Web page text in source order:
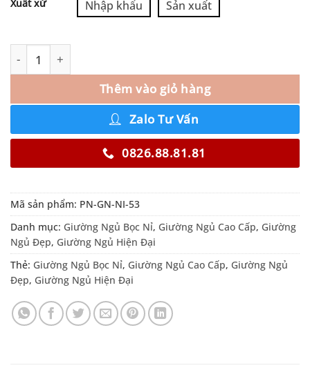
Xuất xứ Nhập khẩu Sản xuất
Thêm vào giỏ hàng
Zalo Tư Vấn
0826.88.81.81
Mã sản phẩm: PN-GN-NI-53
Danh mục: Giường Ngủ Bọc Nỉ, Giường Ngủ Cao Cấp, Giường
Ngủ Đẹp, Giường Ngủ Hiện Đại
Thẻ: Giường Ngủ Bọc Nỉ, Giường Ngủ Cao Cấp, Giường Ngủ
Đẹp, Giường Ngủ Hiện Đại